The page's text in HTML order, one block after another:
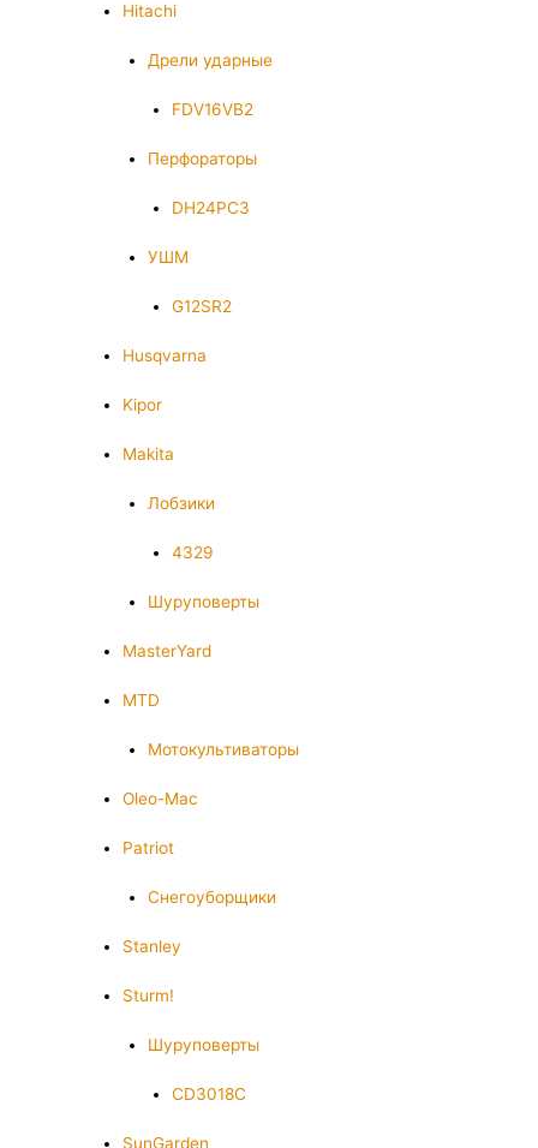
Hitachi
Дрели ударные
FDV16VB2
Перфораторы
DH24PC3
УШМ
G12SR2
Husqvarna
Kipor
Makita
Лобзики
4329
Шуруповерты
MasterYard
MTD
Мотокультиваторы
Oleo-Mac
Patriot
Снегоуборщики
Stanley
Sturm!
Шуруповерты
CD3018C
SunGarden